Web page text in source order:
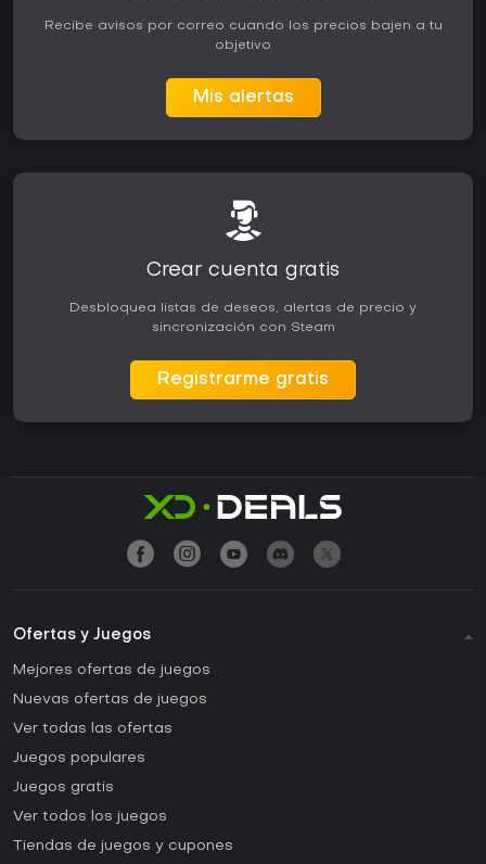
Recibe avisos por correo cuando los precios bajen a tu
objetivo
Mis alertas
Crear cuenta gratis
Desbloquea listas de deseos, alertas de precio y
sincronización con Steam
Registrarme gratis
Ofertas y Juegos
Mejores ofertas de juegos
Nuevas ofertas de juegos
Ver todas las ofertas
Juegos populares
Juegos gratis
Ver todos los juegos
Tiendas de juegos y cupones